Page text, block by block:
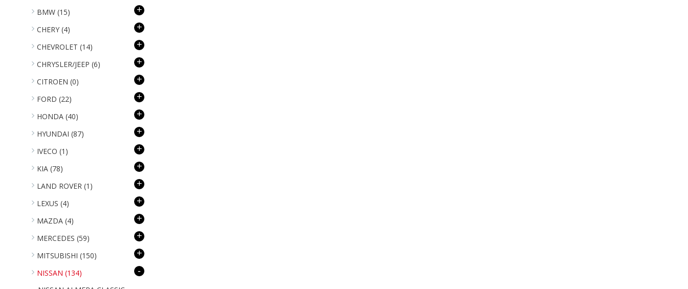
BMW (15) +
CHERY (4) +
CHEVROLET (14) +
CHRYSLER/JEEP (6) +
CITROEN (0) +
FORD (22) +
HONDA (40) +
HYUNDAI (87) +
IVECO (1) +
KIA (78) +
LAND ROVER (1) +
LEXUS (4) +
MAZDA (4) +
MERCEDES (59) +
MITSUBISHI (150) +
NISSAN (134) -